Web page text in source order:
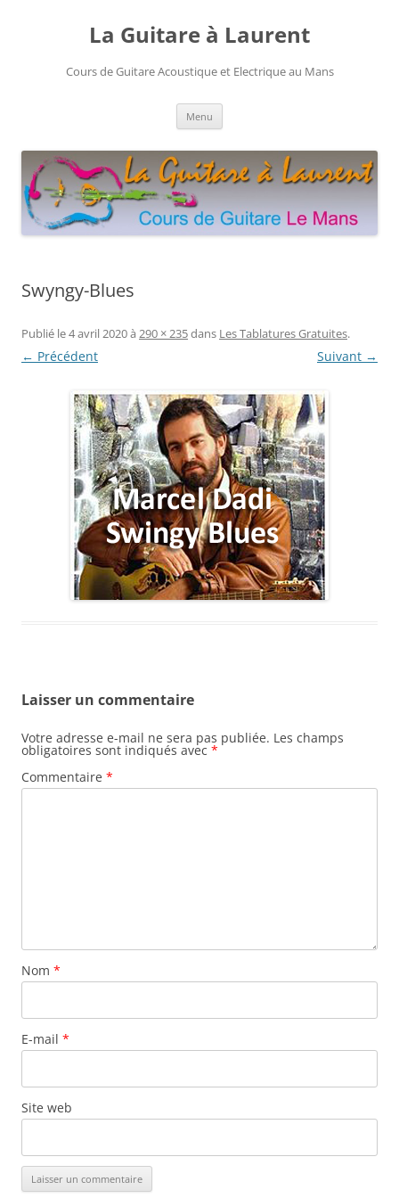
La Guitare à Laurent
Cours de Guitare Acoustique et Electrique au Mans
Menu
Swyngy-Blues
Publié le4 avril 2020à 290 × 235dans Les Tablatures Gratuites.
← Précédent Suivant →
Laisser un commentaire
Votre adresse e-mail ne sera pas publiée. Les champs
obligatoires sont indiqués avec *
Commentaire *
Nom *
E-mail *
Site web